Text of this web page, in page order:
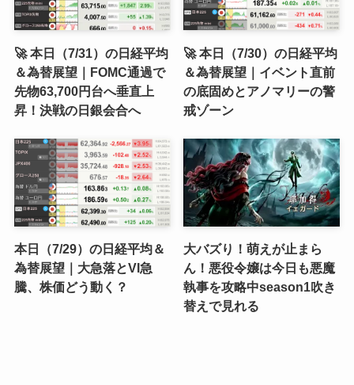
🚀 本日（7/31）の日経平均
＆為替展望｜FOMC通過で
先物63,700円台へ垂直上
昇！決戦の日銀会合へ
🚀 本日（7/30）の日経平均
＆為替展望｜イベント直前
の底固めとアノマリーの警
戒ゾーン
本日（7/29）の日経平均＆
為替展望｜大急落とVI急
騰、株価どう動く？
大バズり！萌えが止まら
ん！悪役令嬢は今日も悪魔
執事を攻略中season1吹き
替えで見れる